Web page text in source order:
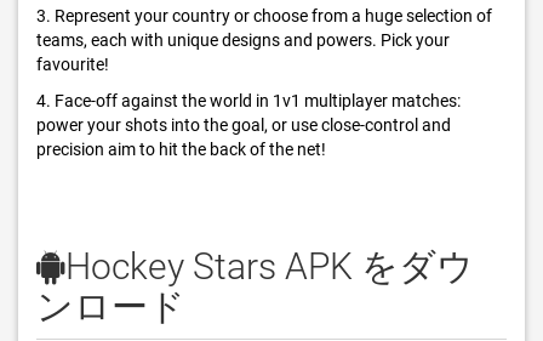
3. Represent your country or choose from a huge selection of
teams, each with unique designs and powers. Pick your
favourite!
4. Face-off against the world in 1v1 multiplayer matches:
power your shots into the goal, or use close-control and
precision aim to hit the back of the net!
Hockey Stars APK をダウ
ンロード